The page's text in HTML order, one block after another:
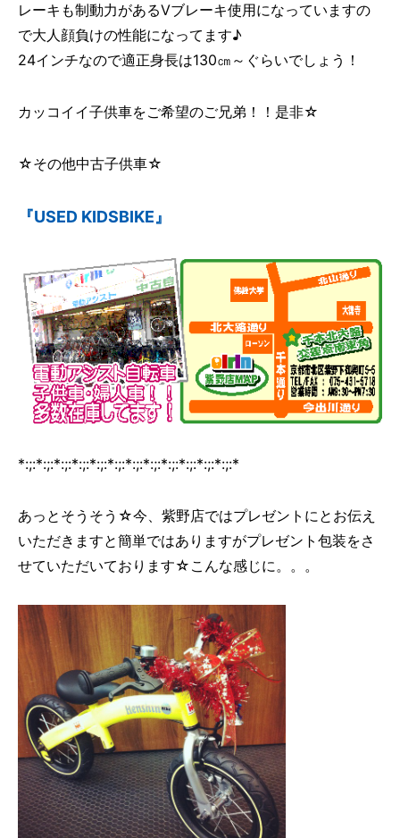
レーキも制動力があるVブレーキ使用になっていますの
で大人顔負けの性能になってます♪
24インチなので適正身長は130㎝～ぐらいでしょう！
カッコイイ子供車をご希望のご兄弟！！是非☆
☆その他中古子供車☆
『USED KIDSBIKE』
*:;:*:;:*:;:*:;:*:;:*:;:*:;:*:;:*:;:*:;:*:;:*:;:*
あっとそうそう☆今、紫野店ではプレゼントにとお伝え
いただきますと簡単ではありますがプレゼント包装をさ
せていただいております☆こんな感じに。。。